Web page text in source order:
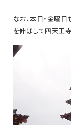
なお、本日・金曜
を伸ばして四天王